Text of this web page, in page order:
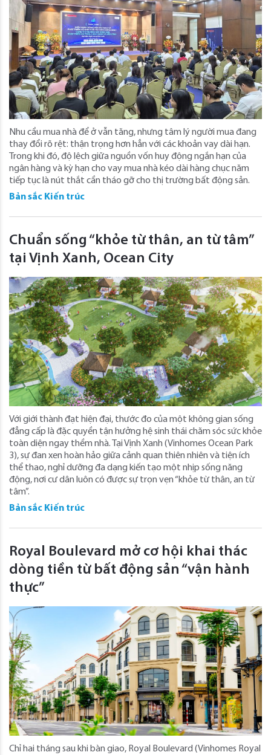
Nhu cầu mua nhà để ở vẫn tăng, nhưng tâm lý người mua đang
thay đổi rõ rệt: thận trọng hơn hẳn với các khoản vay dài hạn.
Trong khi đó, độ lệch giữa nguồn vốn huy động ngắn hạn của
ngân hàng và kỳ hạn cho vay mua nhà kéo dài hàng chục năm
tiếp tục là nút thắt cần tháo gỡ cho thị trường bất động sản.
Bản sắc Kiến trúc
Chuẩn sống “khỏe từ thân, an từ tâm”
tại Vịnh Xanh, Ocean City
Với giới thành đạt hiện đại, thước đo của một không gian sống
đẳng cấp là đặc quyền tận hưởng hệ sinh thái chăm sóc sức khỏe
toàn diện ngay thềm nhà. Tại Vịnh Xanh (Vinhomes Ocean Park
3), sự đan xen hoàn hảo giữa cảnh quan thiên nhiên và tiện ích
thể thao, nghỉ dưỡng đa dạng kiến tạo một nhịp sống năng
động, nơi cư dân luôn có được sự trọn vẹn “khỏe từ thân, an từ
tâm”.
Bản sắc Kiến trúc
Royal Boulevard mở cơ hội khai thác
dòng tiền từ bất động sản “vận hành
thực”
Chỉ hai tháng sau khi bàn giao, Royal Boulevard (Vinhomes Royal